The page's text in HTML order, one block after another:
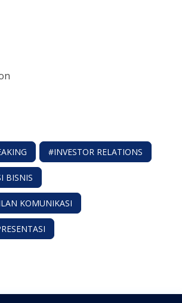
#INVESTOR RELATIONS
BISNIS
KOMUNIKASI